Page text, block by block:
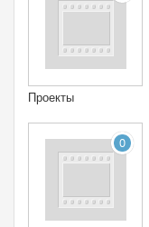
Проекты
0